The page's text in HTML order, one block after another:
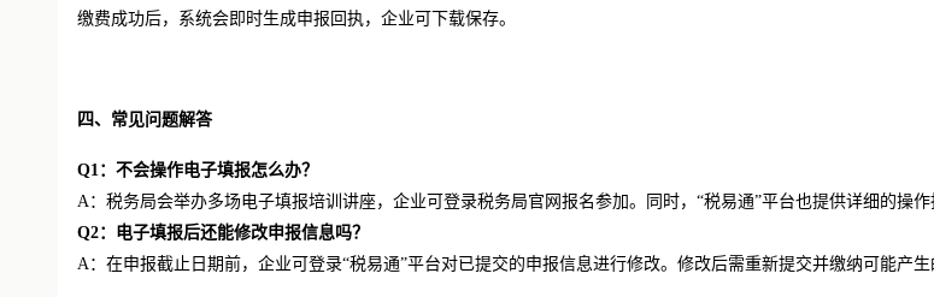
缴费成功后，系统会即时生成申报回执，企业可下载保存。
四、常见问题解答
Q1：不会操作电子填报怎么办？
A：税务局会举办多场电子填报培训讲座，企业可登录税务局官网报名参加。同时，“税易通”平台也提供详细的操作
Q2：电子填报后还能修改申报信息吗？
A：在申报截止日期前，企业可登录“税易通”平台对已提交的申报信息进行修改。修改后需重新提交并缴纳可能产生